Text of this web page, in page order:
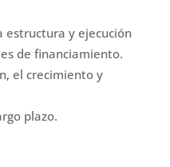
estructura y ejecución
de financiamiento.
el crecimiento y
plazo.